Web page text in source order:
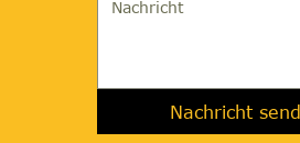
Nachricht